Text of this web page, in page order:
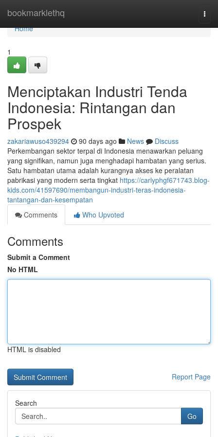
bookmarklethq
Home
Home
1
Menciptakan Industri Tenda
Indonesia: Rintangan dan
Prospek
zakariawuso439294 90 days ago News
Discuss
Perkembangan sektor terpal di Indonesia menawarkan peluang
yang signifikan, namun juga menghadapi hambatan yang serius.
Satu hambatan utama adalah kurangnya akses ke peralatan
pabrikasi yang modern serta tingkat https://carlyphgf671743.blog-
kids.com/41597690/membangun-industri-teras-indonesia-
tantangan-dan-kesempatan
Comments
Who Upvoted
Comments
Submit a Comment
No HTML
HTML is disabled
Report Page
Search
Go